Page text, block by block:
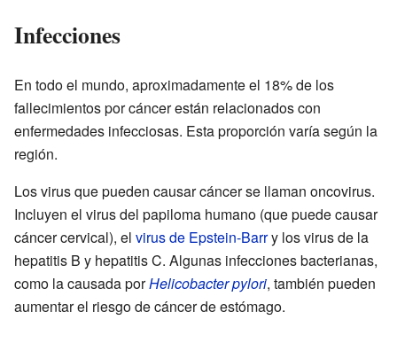
Infecciones
En todo el mundo, aproximadamente el 18% de los
fallecimientos por cáncer están relacionados con
enfermedades infecciosas. Esta proporción varía según la
región.
Los virus que pueden causar cáncer se llaman oncovirus.
Incluyen el virus del papiloma humano (que puede causar
cáncer cervical), el virus de Epstein-Barry los virus de la
hepatitis B y hepatitis C. Algunas infecciones bacterianas,
como la causada porHelicobacter pylori, también pueden
aumentar el riesgo de cáncer de estómago.